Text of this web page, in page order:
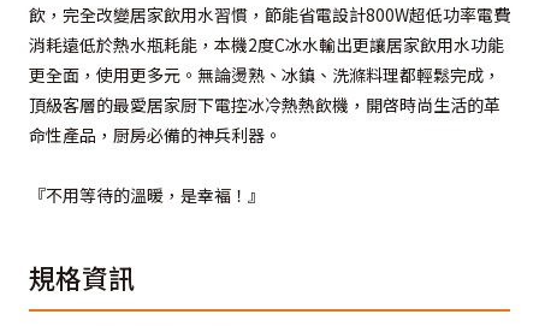
飲，完全改變居家飲用水習慣，節能省電設計800W超低功率電費
消耗遠低於熱水瓶耗能，本機2度C冰水輸出更讓居家飲用水功能
更全面，使用更多元。無論燙熟、冰鎮、洗滌料理都輕鬆完成，
頂級客層的最愛居家厨下電控冰冷熱熱飲機，開啓時尚生活的革
命性產品，厨房必備的神兵利器。
『不用等待的溫暖，是幸褔！』
規格資訊